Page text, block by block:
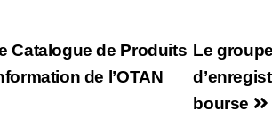
Le
bourse
Catalogue de Produits
de l’OTAN